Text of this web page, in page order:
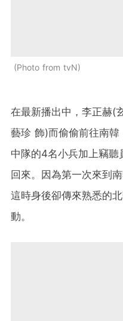
Photo from tvN
在最新播出中，李正赫(
藝珍 飾)而偷偷前往南
中隊的4名小兵加上竊聽
回來。因為第一次來到
這時身後卻傳來熟悉的
動。